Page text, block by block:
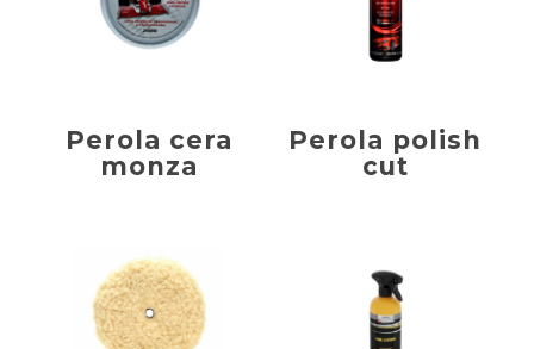
Perola cera
monza
Perola polish
cut